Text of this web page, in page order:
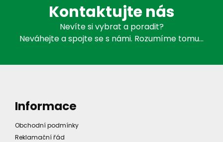
Kontaktujte nás
Nevíte si vybrat a poradit?
Neváhejte a spojte se s námi. Rozumíme tomu…
Informace
Obchodní podmínky
Reklamační řád